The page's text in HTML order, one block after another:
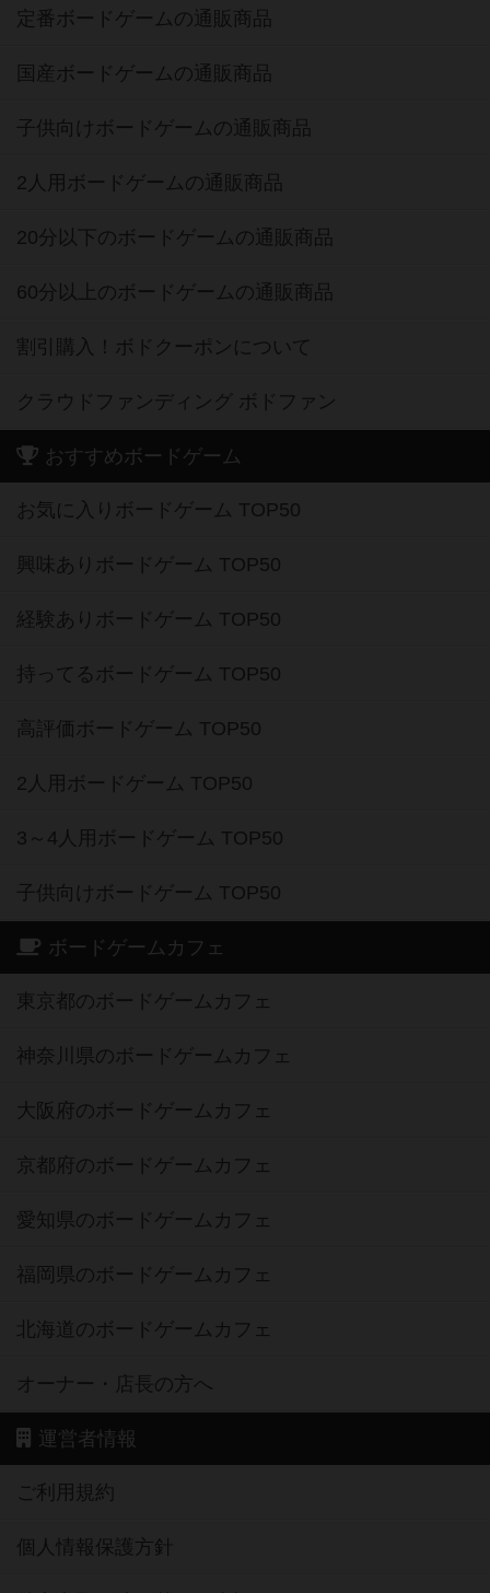
定番ボードゲームの通販商品
国産ボードゲームの通販商品
子供向けボードゲームの通販商品
2人用ボードゲームの通販商品
20分以下のボードゲームの通販商品
60分以上のボードゲームの通販商品
割引購入！ボドクーポンについて
クラウドファンディング ボドファン
おすすめボードゲーム
お気に入りボードゲーム TOP50
興味ありボードゲーム TOP50
経験ありボードゲーム TOP50
持ってるボードゲーム TOP50
高評価ボードゲーム TOP50
2人用ボードゲーム TOP50
3～4人用ボードゲーム TOP50
子供向けボードゲーム TOP50
ボードゲームカフェ
東京都のボードゲームカフェ
神奈川県のボードゲームカフェ
大阪府のボードゲームカフェ
京都府のボードゲームカフェ
愛知県のボードゲームカフェ
福岡県のボードゲームカフェ
北海道のボードゲームカフェ
オーナー・店長の方へ
運営者情報
ご利用規約
個人情報保護方針